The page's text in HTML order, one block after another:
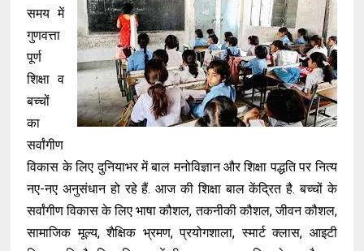
समय में
गुणवत्ता
पूर्ण
शिक्षा व
बच्चों
का
सर्वांगीण
विकास के लिए दुनियाभर में बाल मनोविज्ञान और शिक्षा पद्धति पर नित्य
नए-नए अनुसंधान हो रहे हैं. आज की शिक्षा बाल केंद्रित है. बच्चों के
सर्वांगीण विकास के लिए भाषा कौशल, तकनीकी कौशल, जीवन कौशल,
सामाजिक मूल्य, शैक्षिक भ्रमण, प्रयोगशाला, स्मार्ट क्लास, आइटी